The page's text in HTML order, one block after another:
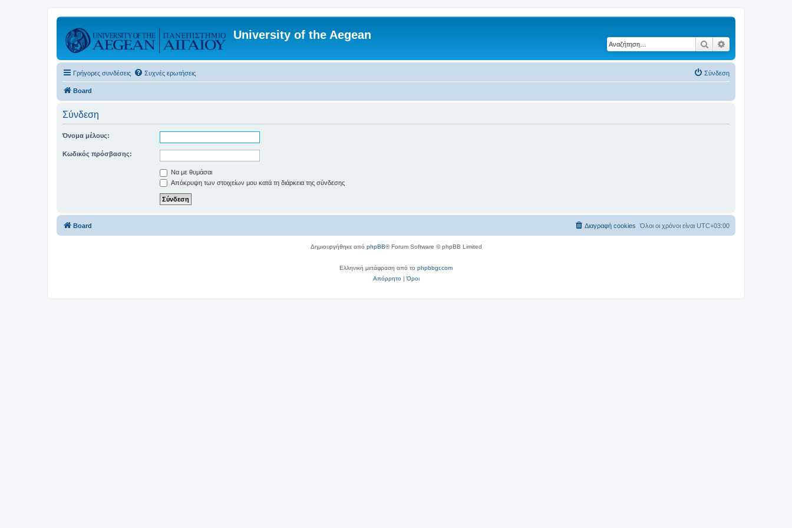
University of the Aegean
Αναζήτηση
Γρήγορες συνδέσεις Συχνές ερωτήσεις Σύνδεση
Board
Σύνδεση
Όνομα μέλους:
Κωδικός πρόσβασης:
Να με θυμάσαι
Απόκρυψη των στοιχείων μου κατά τη διάρκεια της σύνδεσης
Board Όλοι οι χρόνοι είναι UTC+03:00
Διαγραφή cookies
Δημιουργήθηκε από phpBB® Forum Software © phpBB Limited
Ελληνική μετάφραση από το phpbbgr.com
Απόρρητο|Όροι